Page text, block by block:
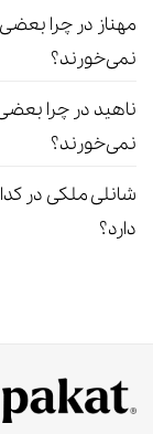
مهناز در چرا
نمی‌خورند؟
ناهید در چرا
نمی‌خورند؟
شانلی ملکی در
دارد؟